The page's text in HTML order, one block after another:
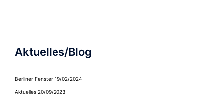
Aktuelles/Blog
Berliner Fenster 19/02/2024
Aktuelles 20/09/2023